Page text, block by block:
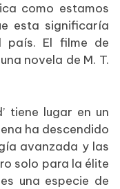
como estamos
esta significaría
país. El filme de
novela de M. T.
tiene lugar en un
ha descendido
avanzada y las
solo para la élite
una especie de